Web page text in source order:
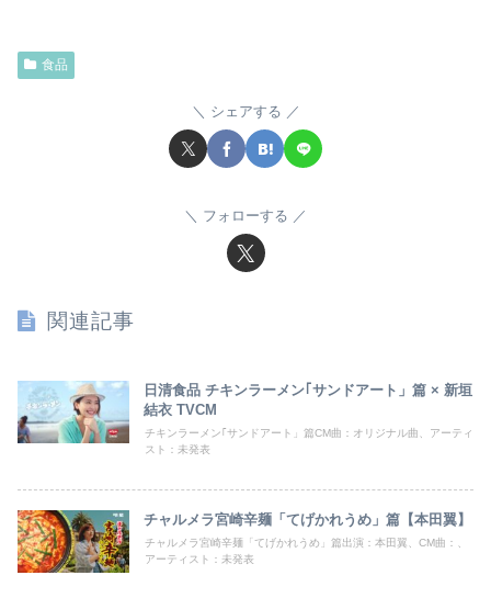
食品
シェアする
フォローする
関連記事
日清食品 チキンラーメン｢サンドアート」篇 × 新垣
結衣 TVCM
チキンラーメン｢サンドアート」篇CM曲：オリジナル曲、アーティ
スト：未発表
チャルメラ宮崎辛麺「てげかれうめ」篇【本田翼】
チャルメラ宮崎辛麺「てげかれうめ」篇出演：本田翼、CM曲：、
アーティスト：未発表